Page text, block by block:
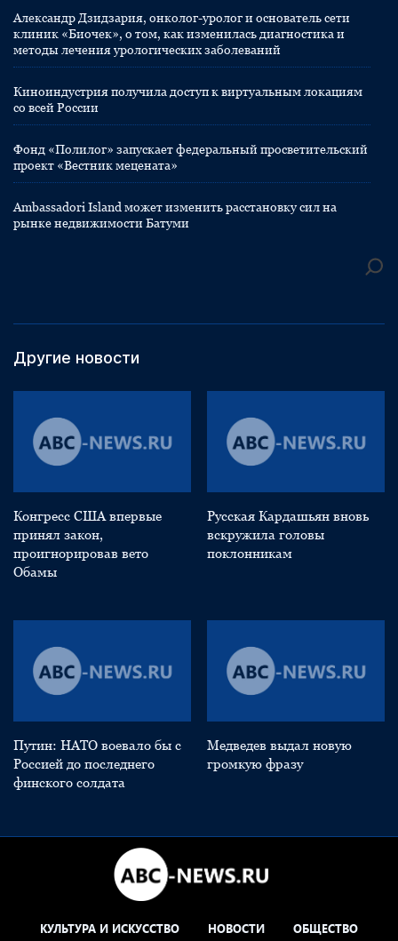
Александр Дзидзария, онколог-уролог и основатель сети
клиник «Биочек», о том, как изменилась диагностика и
методы лечения урологических заболеваний
Киноиндустрия получила доступ к виртуальным локациям
со всей России
Фонд «Полилог» запускает федеральный просветительский
проект «Вестник мецената»
Ambassadori Island может изменить расстановку сил на
рынке недвижимости Батуми
Другие новости
Конгресс США впервые
принял закон,
проигнорировав вето
Обамы
Русская Кардашьян вновь
вскружила головы
поклонникам
Путин: НАТО воевало бы с
Россией до последнего
финского солдата
Медведев выдал новую
громкую фразу
КУЛЬТУРА И ИСКУССТВО НОВОСТИ ОБЩЕСТВО